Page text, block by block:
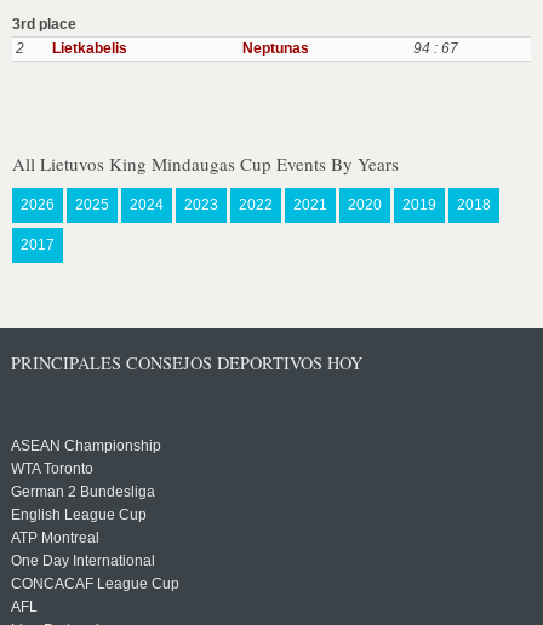
3rd place
2
Lietkabelis Neptunas 94 : 67
All Lietuvos King Mindaugas Cup Events By Years
2026 2025 2024 2023 2022 2021 2020 2019 2018
2017
PRINCIPALES CONSEJOS DEPORTIVOS HOY
ASEAN Championship
WTA Toronto
German 2 Bundesliga
English League Cup
ATP Montreal
One Day International
CONCACAF League Cup
AFL